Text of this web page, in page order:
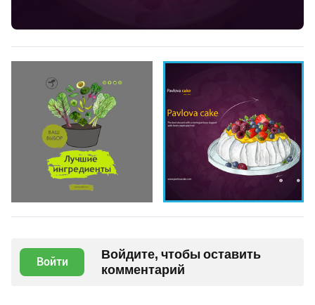
Войти
Войдите, чтобы оставить
комментарий